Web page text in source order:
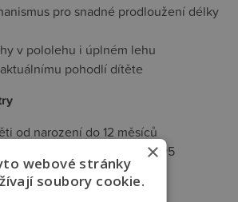
pro snadné prodloužení délky
v pololehu i úplném lehu
pohodlí dítěte
od narození do 12 měsíců
kočárky Joolz Aer2/Aer+/Day5
×
webové stránky
soubory cookie.